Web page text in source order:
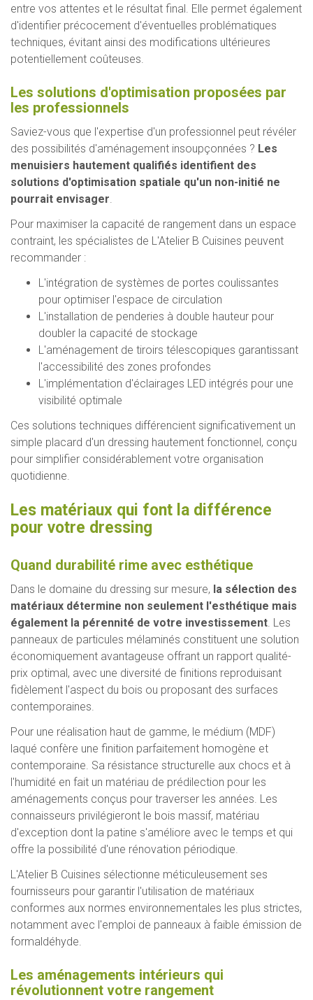
entre vos attentes et le résultat final. Elle permet également
d'identifier précocement d'éventuelles problématiques
techniques, évitant ainsi des modifications ultérieures
potentiellement coûteuses.
Les solutions d'optimisation proposées par
les professionnels
Saviez-vous que l'expertise d'un professionnel peut révéler
des possibilités d'aménagement insoupçonnées ? Les
menuisiers hautement qualifiés identifient des
solutions d'optimisation spatiale qu'un non-initié ne
pourrait envisager.
Pour maximiser la capacité de rangement dans un espace
contraint, les spécialistes de L'Atelier B Cuisines peuvent
recommander :
L'intégration de systèmes de portes coulissantes
pour optimiser l'espace de circulation
L'installation de penderies à double hauteur pour
doubler la capacité de stockage
L'aménagement de tiroirs télescopiques garantissant
l'accessibilité des zones profondes
L'implémentation d'éclairages LED intégrés pour une
visibilité optimale
Ces solutions techniques différencient significativement un
simple placard d'un dressing hautement fonctionnel, conçu
pour simplifier considérablement votre organisation
quotidienne.
Les matériaux qui font la différence
pour votre dressing
Quand durabilité rime avec esthétique
Dans le domaine du dressing sur mesure, la sélection des
matériaux détermine non seulement l'esthétique mais
également la pérennité de votre investissement. Les
panneaux de particules mélaminés constituent une solution
économiquement avantageuse offrant un rapport qualité-
prix optimal, avec une diversité de finitions reproduisant
fidèlement l'aspect du bois ou proposant des surfaces
contemporaines.
Pour une réalisation haut de gamme, le médium (MDF)
laqué confère une finition parfaitement homogène et
contemporaine. Sa résistance structurelle aux chocs et à
l'humidité en fait un matériau de prédilection pour les
aménagements conçus pour traverser les années. Les
connaisseurs privilégieront le bois massif, matériau
d'exception dont la patine s'améliore avec le temps et qui
offre la possibilité d'une rénovation périodique.
L'Atelier B Cuisines sélectionne méticuleusement ses
fournisseurs pour garantir l'utilisation de matériaux
conformes aux normes environnementales les plus strictes,
notamment avec l'emploi de panneaux à faible émission de
formaldéhyde.
Les aménagements intérieurs qui
révolutionnent votre rangement